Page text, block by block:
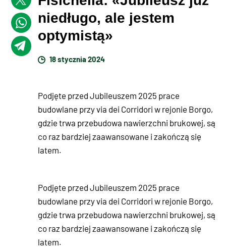
niedługo, ale jestem
optymistą»
18 stycznia 2024
Podjęte przed Jubileuszem 2025 prace
budowlane przy via dei Corridori w rejonie Borgo,
gdzie trwa przebudowa nawierzchni brukowej, są
co raz bardziej zaawansowane i zakończą się
latem.
Podjęte przed Jubileuszem 2025 prace
budowlane przy via dei Corridori w rejonie Borgo,
gdzie trwa przebudowa nawierzchni brukowej, są
co raz bardziej zaawansowane i zakończą się
latem.